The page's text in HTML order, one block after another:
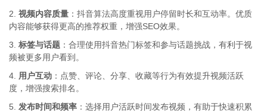
2. 视频内容质量 ：抖音算法高度重视用户停留时长和互动率。优质
内容能够获得更高的推荐权重，增强SEO效果。
3. 标签与话题 ：合理使用抖音热门标签和参与话题挑战，有利于视
频被更多用户看到。
4. 用户互动 ：点赞、评论、分享、收藏等行为有效提升视频活跃
度，增强搜索排名。
5. 发布时间和频率 ：选择用户活跃时间发布视频，有助于快速积累